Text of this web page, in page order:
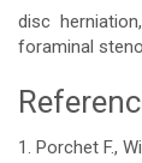
disc
foraminal
Article
1. Porchet F.,